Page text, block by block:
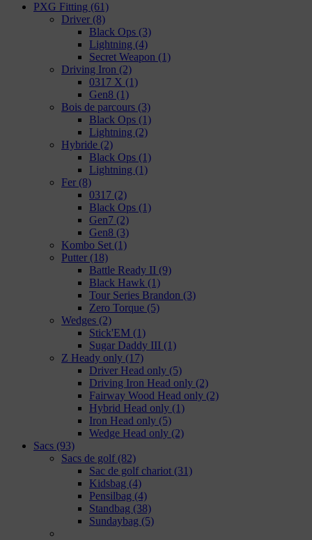
PXG Fitting (61)
Driver (8)
Black Ops (3)
Lightning (4)
Secret Weapon (1)
Driving Iron (2)
0317 X (1)
Gen8 (1)
Bois de parcours (3)
Black Ops (1)
Lightning (2)
Hybride (2)
Black Ops (1)
Lightning (1)
Fer (8)
0317 (2)
Black Ops (1)
Gen7 (2)
Gen8 (3)
Kombo Set (1)
Putter (18)
Battle Ready II (9)
Black Hawk (1)
Tour Series Brandon (3)
Zero Torque (5)
Wedges (2)
Stick'EM (1)
Sugar Daddy III (1)
Z Heady only (17)
Driver Head only (5)
Driving Iron Head only (2)
Fairway Wood Head only (2)
Hybrid Head only (1)
Iron Head only (5)
Wedge Head only (2)
Sacs (93)
Sacs de golf (82)
Sac de golf chariot (31)
Kidsbag (4)
Pensilbag (4)
Standbag (38)
Sundaybag (5)